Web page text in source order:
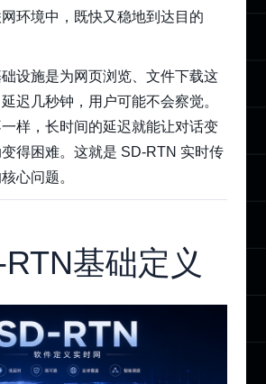
环境中，既快又稳地到达目的
设施是为网页浏览、文件下载这
迟几秒钟，用户可能不会察觉。
样，长时间的延迟就能让对话变
得困难。这就是 SD-RTN 实时传
心问题。
基础定义